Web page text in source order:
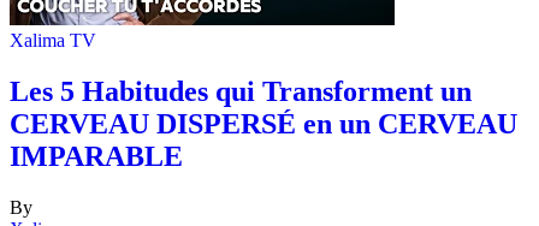
Xalima TV
Les 5 Habitudes qui Transforment un
CERVEAU DISPERSÉ en un CERVEAU
IMPARABLE
By